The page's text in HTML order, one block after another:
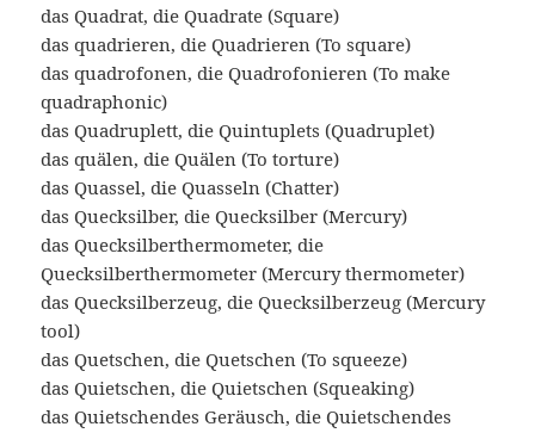
das Quadrat, die Quadrate (Square)
das quadrieren, die Quadrieren (To square)
das quadrofonen, die Quadrofonieren (To make
quadraphonic)
das Quadruplett, die Quintuplets (Quadruplet)
das quälen, die Quälen (To torture)
das Quassel, die Quasseln (Chatter)
das Quecksilber, die Quecksilber (Mercury)
das Quecksilberthermometer, die
Quecksilberthermometer (Mercury thermometer)
das Quecksilberzeug, die Quecksilberzeug (Mercury
tool)
das Quetschen, die Quetschen (To squeeze)
das Quietschen, die Quietschen (Squeaking)
das Quietschendes Geräusch, die Quietschendes